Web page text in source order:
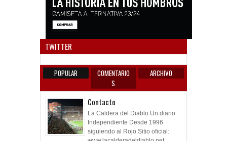
TWITTER
POPULAR
COMENTARIO
S
ARCHIVO
Contacto
La Caldera del Diablo Un diario
Independiente Desde 1996
siguiendo al Rojo Sitio oficial: